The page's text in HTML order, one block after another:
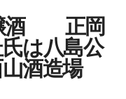
酒 正岡
は八島公
酒造場